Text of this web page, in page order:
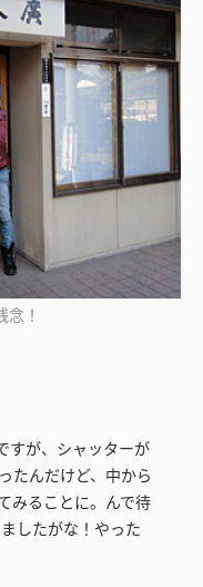
念！
すが、シャッターが
たんだけど、中から
みることに。んで待
したがな！やった